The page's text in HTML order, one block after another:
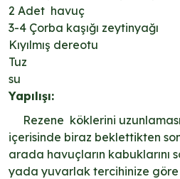
2 Adet havuç
3-4 Çorba kaşığı zeytinyağı
Kıyılmış dereotu
Tuz
su
Yapılışı:
Rezene köklerini
içerisinde biraz beklettikten
arada havuçların kabuklarını
yada yuvarlak tercihinize göre